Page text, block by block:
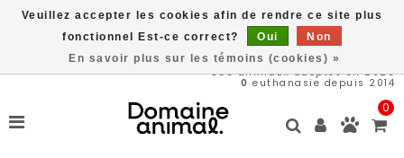
566animaux adoptés en 2026
0 euthanasie depuis 2014
0
Veuillez accepter les cookies afin de rendre ce site plus
fonctionnel Est-ce correct?
Oui
Non
En savoir plus sur les témoins (cookies) »
Livraison gratuite à partir de 89$*